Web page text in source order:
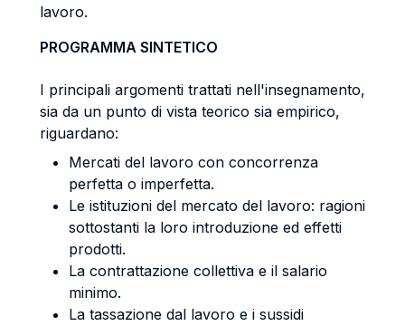
lavoro.
PROGRAMMA SINTETICO
I principali argomenti trattati nell'insegnamento,
sia da un punto di vista teorico sia empirico,
riguardano:
Mercati del lavoro con concorrenza
perfetta o imperfetta.
Le istituzioni del mercato del lavoro: ragioni
sottostanti la loro introduzione ed effetti
prodotti.
La contrattazione collettiva e il salario
minimo.
La tassazione dal lavoro e i sussidi